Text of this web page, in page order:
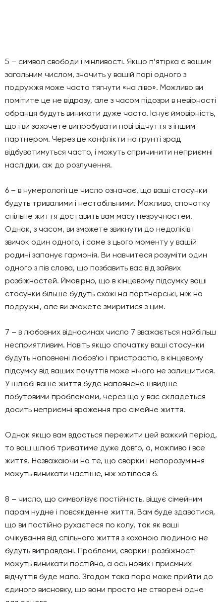
5 – символ свободи і мінливості. Якщо п’ятірка є вашим
загальним числом, значить у вашій парі одного з
подружжя може часто тягнути «на ліво». Можливо ви
помітите це не відразу, але з часом підозри в невірності
обранця будуть виникати дуже часто. Існує ймовірність,
що і ви захочете випробувати нові відчуття з іншим
партнером. Через це конфлікти на грунті зрад
відбуватимуться часто, і можуть спричинити неприємні
наслідки, аж до розлучення.
6 – в нумерології це число означає, що ваші стосунки
будуть тривалими і нестабільними. Можливо, спочатку
спільне життя доставить вам масу незручностей.
Однак, з часом, ви зможете звикнути до недоліків і
звичок один одного, і саме з цього моменту у вашій
родині запанує гармонія. Ви навчитеся розуміти один
одного з пів слова, що позбавить вас від зайвих
розбіжностей. Ймовірно, що в кінцевому підсумку ваші
стосунки більше будуть схожі на партнерські, ніж на
подружні, але ви зможете змиритися з цим.
7 – в любовних відносинах число 7 вважається найбільш
несприятливим. Навіть якщо спочатку ваші стосунки
будуть наповнені любов’ю і пpиcтрастю, в кінцевому
підсумку від ваших почуттів може нічого не залишитися.
У шлюбі ваше життя буде наповнене швидше
побутовими проблемами, через що у вас складеться
досить неприємні враження про сімейне життя.
Однак якщо вам вдасться пережити цей важкий період,
то ваш шлюб триватиме дуже довго, а, можливо і все
життя. Незважаючи на те, що сварки і непорозуміння
можуть виникати частіше, ніж хотілося б.
8 – число, що символізує постійність, віщує сімейним
парам нуднe і повсякденне життя. Вам буде здаватися,
що ви постійно рухаєтеся по колу, так як ваші
очікування від спільного життя з коханою людиною не
будуть виправдані. Проблеми, сварки і розбіжності
можуть виникати постійно, а ось нових і приємних
відчуттів буде мало. Згодом така пара може прийти до
єдиного висновку, що вони просто не створені одне